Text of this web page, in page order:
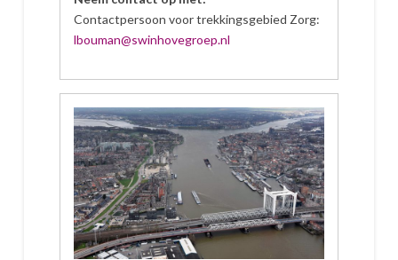
Contactpersoon voor trekkingsgebied Zorg:
lbouman@swinhovegroep.nl